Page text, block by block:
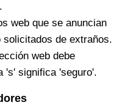
web que se anuncian
de extraños.
web debe
's' significa 'seguro'.